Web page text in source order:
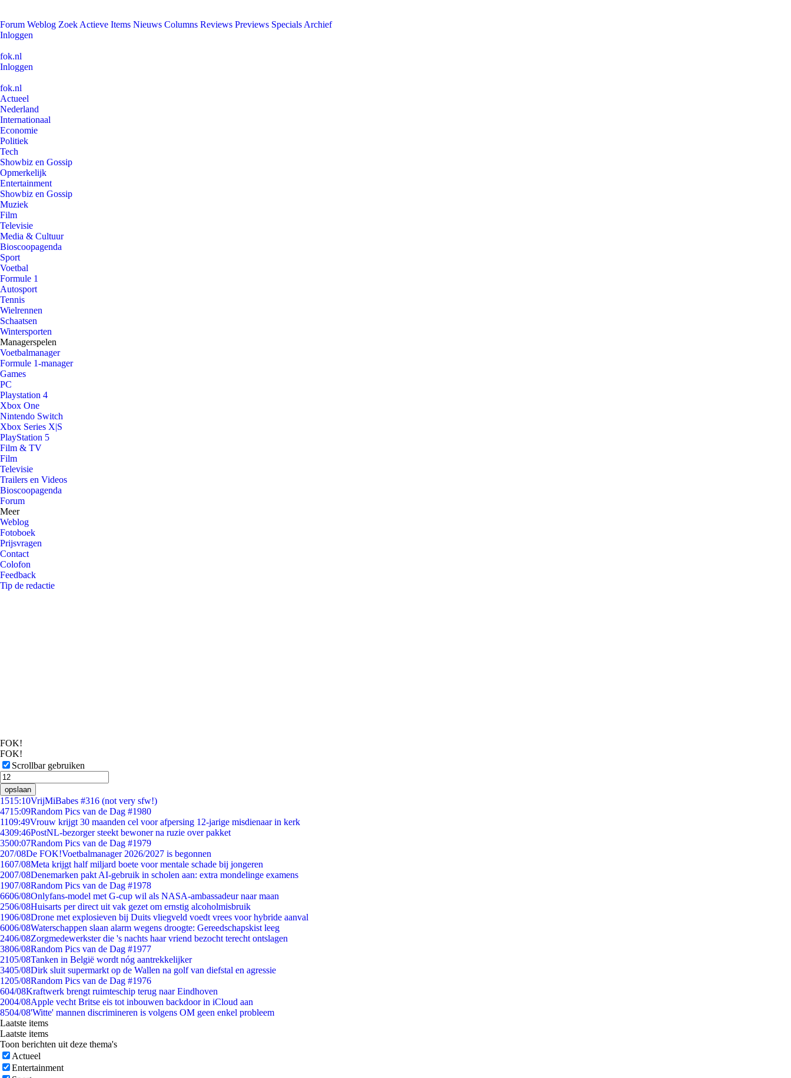
Forum Weblog Zoek Actieve Items Nieuws Columns Reviews Previews Specials Archief
Inloggen
fok.nl
Inloggen
fok.nl
Actueel
Nederland
Internationaal
Economie
Politiek
Tech
Showbiz en Gossip
Opmerkelijk
Entertainment
Showbiz en Gossip
Muziek
Film
Televisie
Media & Cultuur
Bioscoopagenda
Sport
Voetbal
Formule 1
Autosport
Tennis
Wielrennen
Schaatsen
Wintersporten
Managerspelen
Voetbalmanager
Formule 1-manager
Games
PC
Playstation 4
Xbox One
Nintendo Switch
Xbox Series X|S
PlayStation 5
Film & TV
Film
Televisie
Trailers en Videos
Bioscoopagenda
Forum
Meer
Weblog
Fotoboek
Prijsvragen
Contact
Colofon
Feedback
Tip de redactie
FOK!
FOK!
Scrollbar gebruiken
opslaan
1515:10VrijMiBabes #316 (not very sfw!)
4715:09Random Pics van de Dag #1980
1109:49Vrouw krijgt 30 maanden cel voor afpersing 12-jarige misdienaar in kerk
4309:46PostNL-bezorger steekt bewoner na ruzie over pakket
3500:07Random Pics van de Dag #1979
207/08De FOK!Voetbalmanager 2026/2027 is begonnen
1607/08Meta krijgt half miljard boete voor mentale schade bij jongeren
2007/08Denemarken pakt AI-gebruik in scholen aan: extra mondelinge examens
1907/08Random Pics van de Dag #1978
6606/08Onlyfans-model met G-cup wil als NASA-ambassadeur naar maan
2506/08Huisarts per direct uit vak gezet om ernstig alcoholmisbruik
1906/08Drone met explosieven bij Duits vliegveld voedt vrees voor hybride aanval
6006/08Waterschappen slaan alarm wegens droogte: Gereedschapskist leeg
2406/08Zorgmedewerkster die 's nachts haar vriend bezocht terecht ontslagen
3806/08Random Pics van de Dag #1977
2105/08Tanken in België wordt nóg aantrekkelijker
3405/08Dirk sluit supermarkt op de Wallen na golf van diefstal en agressie
1205/08Random Pics van de Dag #1976
604/08Kraftwerk brengt ruimteschip terug naar Eindhoven
2004/08Apple vecht Britse eis tot inbouwen backdoor in iCloud aan
8504/08'Witte' mannen discrimineren is volgens OM geen enkel probleem
Laatste items
Laatste items
Toon berichten uit deze thema's
Actueel
Entertainment